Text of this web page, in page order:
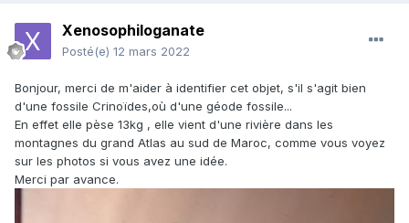
Xenosophiloganate
Posté(e) 12 mars 2022
Bonjour, merci de m'aider à identifier cet objet, s'il s'agit bien
d'une fossile Crinoïdes,où d'une géode fossile...
En effet elle pèse 13kg , elle vient d'une rivière dans les
montagnes du grand Atlas au sud de Maroc, comme vous voyez
sur les photos si vous avez une idée.
Merci par avance.